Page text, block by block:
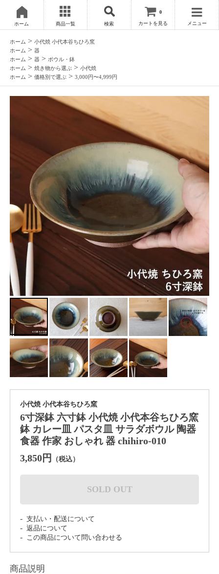
ホーム 商品一覧 検索
0
カートを見る メニュー
ホーム > 小代焼 小代本谷ちひろ窯
ホーム > 器
ホーム > 器 > ボウル・鉢
ホーム > 焼き物から選ぶ > 小代焼
ホーム > 価格別で選ぶ > 3,000円〜4,999円
小代焼 小代本谷ちひろ窯
6寸深鉢 六寸鉢 小代焼 小代本谷ちひろ窯
鉢 カレー皿 パスタ皿 サラダボウル 陶器
食器 作家 おしゃれ 器 chihiro-010
3,850円
（税込）
SOLD OUT
支払い・配送について
返品について
この商品について問い合わせる
商品説明